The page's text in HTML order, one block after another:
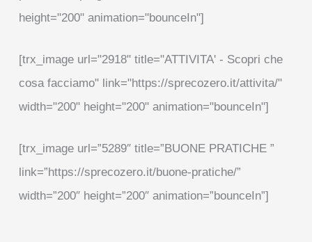
height="200" animation="bounceIn"]
[trx_image url="2918" title="ATTIVITA' - Scopri che
cosa facciamo" link="https://sprecozero.it/attivita/"
width="200" height="200" animation="bounceIn"]
[trx_image url=”5289″ title=”BUONE PRATICHE ”
link=”https://sprecozero.it/buone-pratiche/”
width=”200″ height=”200″ animation=”bounceIn”]